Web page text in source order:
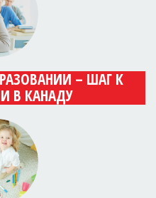
– ШАГ К
В КАНАДУ